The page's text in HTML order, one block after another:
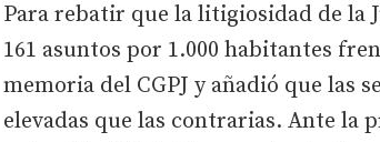
Para rebatir que la litigiosidad de la
161 asuntos por 1.000 habitantes
memoria del CGPJ y añadió que las
elevadas que las contrarias. Ante la